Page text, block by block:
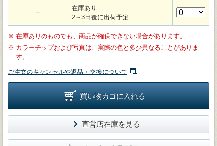
－
在庫あり
2～3日後に出荷予定
※ 在庫ありのものでも、商品が確保できない場合があります。
※ カラーチップおよび写真は、実際の色と多少異なることがありま
す。
ご注文のキャンセルや返品・交換について
買い物カゴに入れる
直営店在庫を見る